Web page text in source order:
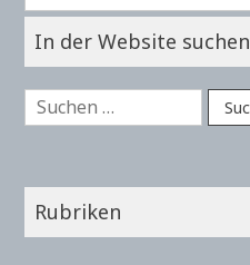
In der Website suchen
Suchen
nach:
Rubriken